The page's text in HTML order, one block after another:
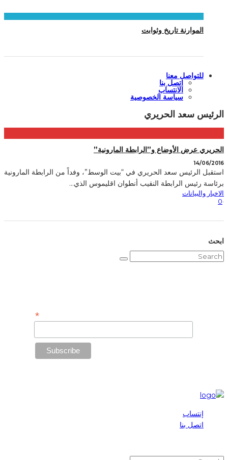
الموارنة تاريخ وثوابت
للتواصل معنا
اتصل بنا
الانتساب
سياسة الخصوصية
الرئيس سعد الحريري
الحريري عرض الأوضاع و”الرابطة المارونية”
14/06/2016
استقبل الرئيس سعد الحريري في “بيت الوسط”، وفداً من الرابطة المارونية
برئاسة رئيس الرابطة النقيب أنطوان اقليموس الذي...
الاخبار والبيانات
·
0
ابحث
*
إنتساب
اتصل بنا